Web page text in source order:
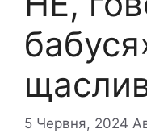
5 Червня, 2024